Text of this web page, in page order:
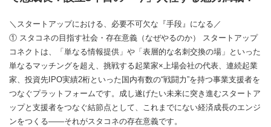
＼スタートアップにおける、必要不可欠な『手段』になる／
① スタコネの目指す社会・存在意義（なぜやるのか） スタートアップ
コネクトは、「単なる情報提供」や「表層的な名刺交換の場」といった
単なるマッチングを超え、挑戦する起業家×上場会社の代表、連続起業
家、投資先IPO実績2桁といった国内有数の“戦闘力”を持つ事業支援者を
つなぐプラットフォームです。成し遂げたい未来に突き進むスタートア
ップと支援者をつなぐ結節点として、これまでにない経済成長のエンジ
ンをつくる――それがスタコネの存在意義です。